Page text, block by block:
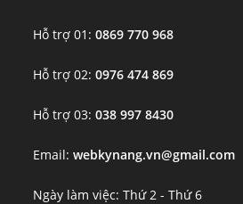
Hỗ trợ 01:0869 770 968
Hỗ trợ 02:0976 474 869
Hỗ trợ 03:038 997 8430
Email:webkynang.vn@gmail.com
Ngày làm việc: Thứ 2 - Thứ 6